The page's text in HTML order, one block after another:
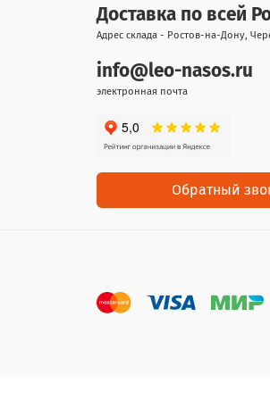
Доставка по всей
Адрес склада - Ростов-на-Дону,
info@leo-nasos.ru
электронная почта
Обратный